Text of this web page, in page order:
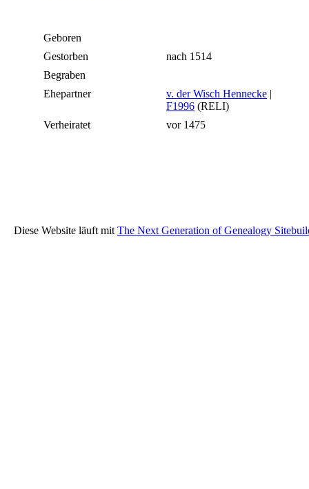
Geboren
Gestorben
nach 1514
Begraben
Ehepartner
v. der Wisch Hennecke |
F1996 (RELI)
Verheiratet
vor 1475
Diese Website läuft mit The Next Generation of Genealogy